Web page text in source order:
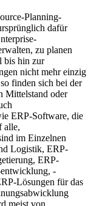
Planning-
dafür
zu planen
bis hin zur
nicht mehr einzig
finden sich bei der
Mittelstand oder
ERP-Software, die
alle,
im Einzelnen
Logistik, ERP-
ERP-
-
Lösungen für das